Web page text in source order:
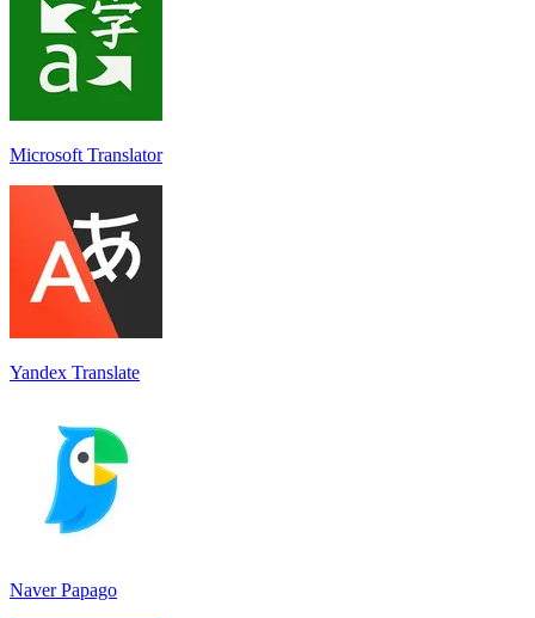
Microsoft Translator
Yandex Translate
Naver Papago